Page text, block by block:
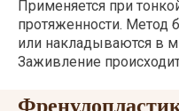
Применяется при
протяженности.
или накладываются в
Заживление